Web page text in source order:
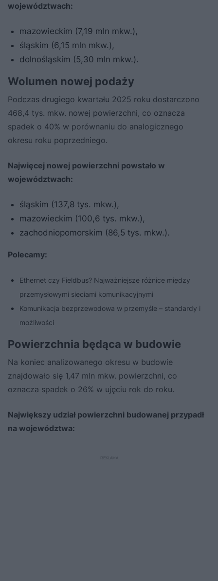
województwach:
mazowieckim (7,19 mln mkw.),
śląskim (6,15 mln mkw.),
dolnośląskim (5,30 mln mkw.).
Wolumen nowej podaży
Podczas drugiego kwartału 2025 roku dostarczono
468,4 tys. mkw. nowej powierzchni, co oznacza
spadek o 40% w porównaniu do analogicznego
okresu roku poprzedniego.
Najwięcej nowej powierzchni powstało w
województwach:
śląskim (137,8 tys. mkw.),
mazowieckim (100,6 tys. mkw.),
zachodniopomorskim (86,5 tys. mkw.).
Polecamy:
Ethernet czy Fieldbus? Najważniejsze różnice między
przemysłowymi sieciami komunikacyjnymi
Komunikacja bezprzewodowa w przemyśle – standardy i
możliwości
Powierzchnia będąca w budowie
Na koniec analizowanego okresu w budowie
znajdowało się 1,47 mln mkw. powierzchni, co
oznacza spadek o 26% w ujęciu rok do roku.
Największy udział powierzchni budowanej przypadł
na województwa: